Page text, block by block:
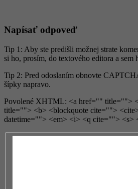
Napísať odpoveď
Tip 1: Aby ste predišli možnej strate
si ho, prosím, do textového editora a sem
Tip 2: Pred odoslaním obnovte
šípky napravo.
Povolené XHTML: <a href="" title="">
title=""> <b> <blockquote cite="">
datetime=""> <em> <i> <q cite=""> <s>